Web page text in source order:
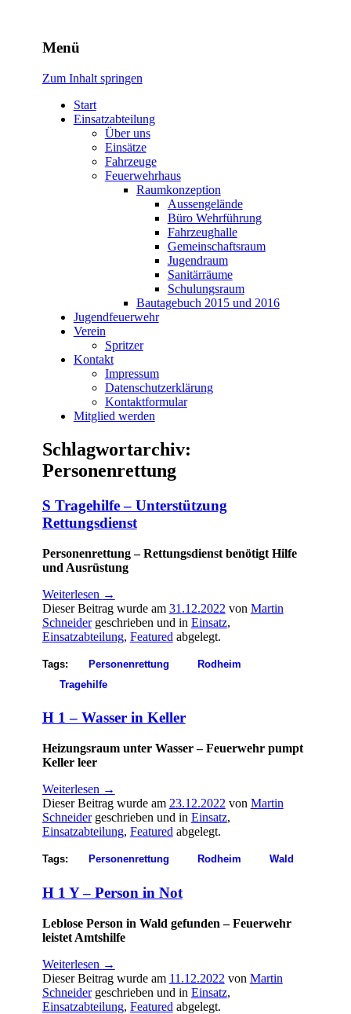
Freiwillige Feuerwehr
Rodheim v.d.H.
Menü
Zum Inhalt springen
Start
Einsatzabteilung
Über uns
Einsätze
Fahrzeuge
Feuerwehrhaus
Raumkonzeption
Aussengelände
Büro Wehrführung
Fahrzeughalle
Gemeinschaftsraum
Jugendraum
Sanitärräume
Schulungsraum
Bautagebuch 2015 und 2016
Jugendfeuerwehr
Verein
Spritzer
Kontakt
Impressum
Datenschutzerklärung
Kontaktformular
Mitglied werden
Schlagwortarchiv:
Personenrettung
S Tragehilfe – Unterstützung
Rettungsdienst
Personenrettung – Rettungsdienst benötigt Hilfe
und Ausrüstung
Weiterlesen →
Dieser Beitrag wurde am 31.12.2022 von Martin
Schneidergeschrieben und in Einsatz,
Einsatzabteilung, Featured abgelegt.
Tags: Personenrettung
Rodheim
Tragehilfe
H 1 – Wasser in Keller
Heizungsraum unter Wasser – Feuerwehr pumpt
Keller leer
Weiterlesen →
Dieser Beitrag wurde am 23.12.2022 von Martin
Schneidergeschrieben und in Einsatz,
Einsatzabteilung, Featured abgelegt.
Tags: Personenrettung Rodheim Wald
H 1 Y – Person in Not
Leblose Person in Wald gefunden – Feuerwehr
leistet Amtshilfe
Weiterlesen →
Dieser Beitrag wurde am 11.12.2022 von Martin
Schneidergeschrieben und in Einsatz,
Einsatzabteilung, Featured abgelegt.